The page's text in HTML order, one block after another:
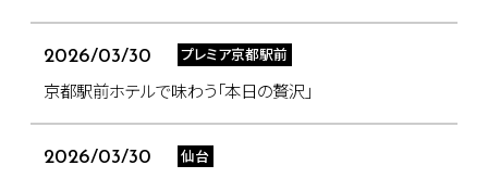
2026/03/30 プレミア京都駅前
京都駅前ホテルで味わう「本日の贅沢」
2026/03/30 仙台